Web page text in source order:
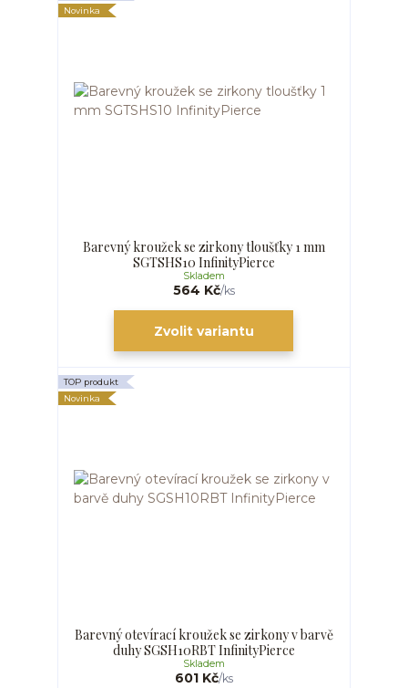
Novinka
Barevný kroužek se zirkony tloušťky 1 mm
SGTSHS10 InfinityPierce
564 Kč/ks
Skladem
Zvolit variantu
TOP produkt
Novinka
Barevný otevírací kroužek se zirkony v barvě
duhy SGSH10RBT InfinityPierce
601 Kč/ks
Skladem